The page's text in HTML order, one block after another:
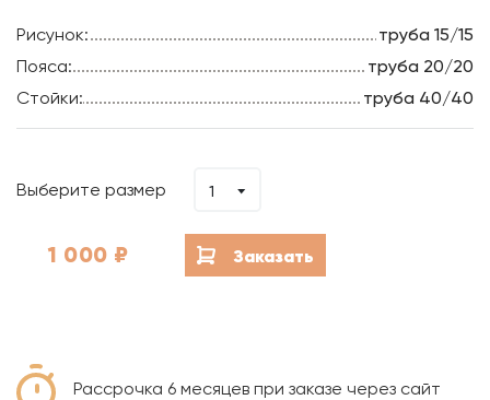
Рисунок:
труба 15/15
Пояса:
труба 20/20
Стойки:
труба 40/40
Выберите размер 1
1 000 ₽ Заказать
Рассрочка 6 месяцев при заказе через сайт